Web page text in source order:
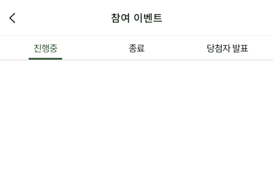
참여 이벤트
진행중 종료 당첨자 발표